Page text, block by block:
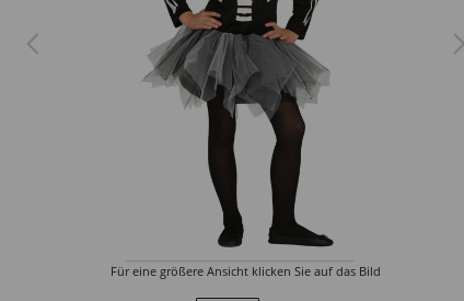
Für eine größere Ansicht klicken Sie auf das Bild